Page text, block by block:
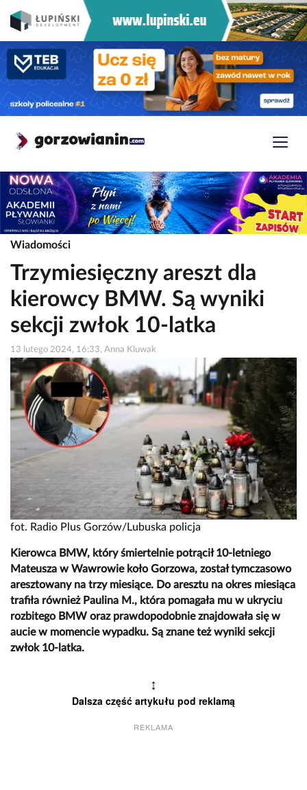
Wiadomości
Trzymiesięczny areszt dla
kierowcy BMW. Są wyniki
sekcji zwłok 10-latka
13 lutego 2024, 16:33, Anna Kluwak
fot. Radio Plus Gorzów/Lubuska policja
Kierowca BMW, który śmiertelnie potrącił 10-letniego
Mateusza w Wawrowie koło Gorzowa, został tymczasowo
aresztowany na trzy miesiące. Do aresztu na okres miesiąca
trafiła również Paulina M., która pomagała mu w ukryciu
rozbitego BMW oraz prawdopodobnie znajdowała się w
aucie w momencie wypadku. Są znane też wyniki sekcji
zwłok 10-latka.
↕
Dalsza część artykułu pod reklamą
REKLAMA